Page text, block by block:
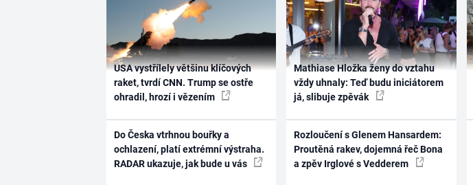
USA vystřílely většinu klíčových
raket, tvrdí CNN. Trump se ostře
ohradil, hrozí i vězením
Do Česka vtrhnou bouřky a
ochlazení, platí extrémní výstraha.
RADAR ukazuje, jak bude u vás
Mathiase Hložka ženy do vztahu
vždy uhnaly: Teď budu iniciátorem
já, slibuje zpěvák
Rozloučení s Glenem Hansardem:
Proutěná rakev, dojemná řeč Bona
a zpěv Irglové s Vedderem